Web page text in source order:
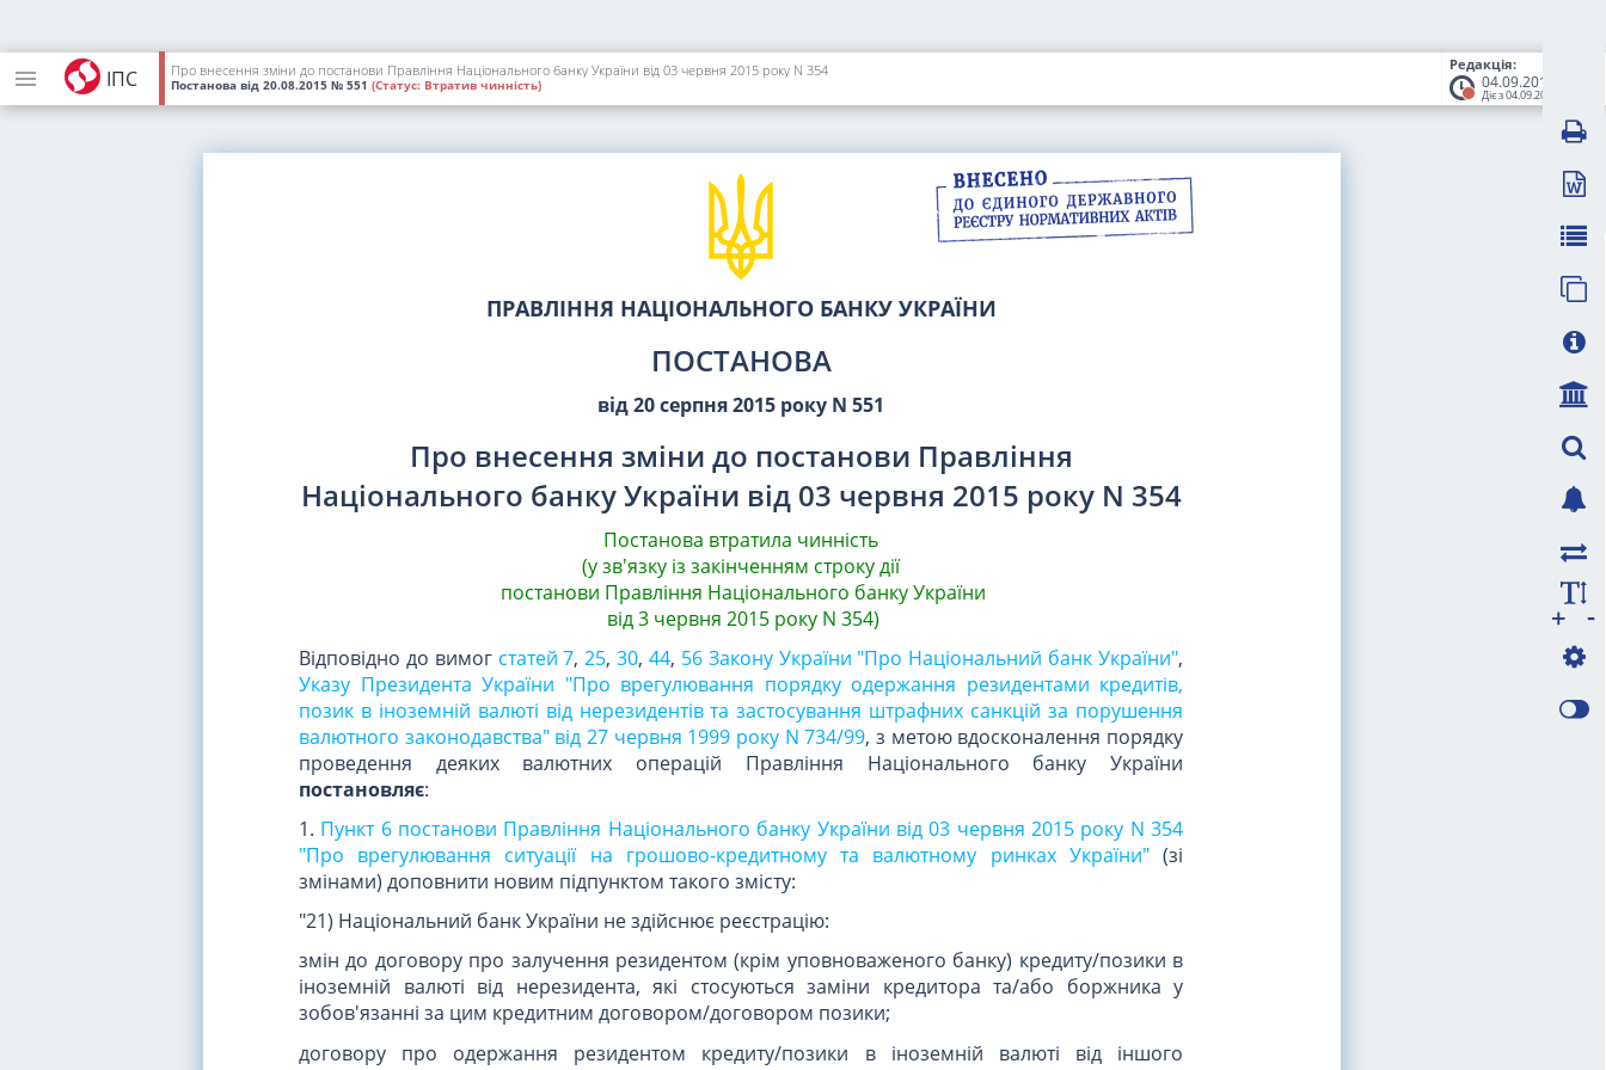
ІПС
Редакція:
04.09.2015
Діє з 04.09.2015
Про внесення зміни до постанови Правління Національного банку України від 03 червня 2015 року N 354
Постанова від 20.08.2015 № 551 (Статус: Втратив чинність)
ПРАВЛІННЯ НАЦІОНАЛЬНОГО БАНКУ УКРАЇНИ
ПОСТАНОВА
від 20 серпня 2015 року N 551
Про внесення зміни до постанови Правління
Національного банку України від 03 червня 2015 року N 354
Постанова втратила чинність
(у зв'язку із закінченням строку дії
постанови Правління Національного банку України
від 3 червня 2015 року N 354)
Відповідно до вимог статей 7,25,30,44, 56 Закону України "Про Національний банк України",
Указу Президента України "Про врегулювання порядку одержання резидентами кредитів,
позик в іноземній валюті від нерезидентів та застосування штрафних санкцій за порушення
валютного законодавства" від 27 червня 1999 року N 734/99, з метою вдосконалення порядку
проведення деяких валютних операцій Правління Національного банку України
постановляє:
1. Пункт 6 постанови Правління Національного банку України від 03 червня 2015 року N 354
"Про врегулювання ситуації на грошово-кредитному та валютному ринках України"(зі
змінами) доповнити новим підпунктом такого змісту:
"21) Національний банк України не здійснює реєстрацію:
змін до договору про залучення резидентом (крім уповноваженого банку) кредиту/позики в
іноземній валюті від нерезидента, які стосуються заміни кредитора та/або боржника у
зобов'язанні за цим кредитним договором/договором позики;
договору про одержання резидентом кредиту/позики в іноземній валюті від іншого
-
+